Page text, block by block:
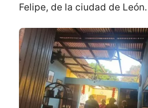
Felipe, de la ciudad de León.